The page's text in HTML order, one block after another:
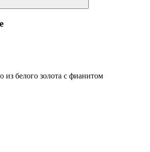
из белого золота с фианитом